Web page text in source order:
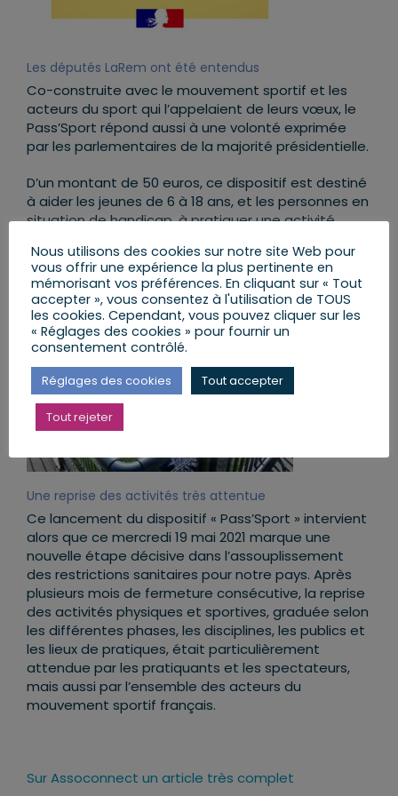
Les députés LaRem ont été entendus
Co-construite avec le mouvement sportif et les
acteurs du sport qui l’appelaient de leurs vœux, le
Pass’Sport répond aussi à une volonté exprimée
par les parlementaires de la majorité présidentielle.
D’un montant de 50 euros, ce dispositif est destiné
à aider les jeunes de 6 à 18 ans, et les personnes en
situation de handicap, à pratiquer une activité
inscription dans une association sportive dès
septembre 2021 durant toute l’année scolaire 2021-
2022.
Une reprise des activités très attentue
Ce lancement du dispositif « Pass’Sport » intervient
alors que ce mercredi 19 mai 2021 marque une
nouvelle étape décisive dans l’assouplissement
des restrictions sanitaires pour notre pays. Après
plusieurs mois de fermeture consécutive, la reprise
des activités physiques et sportives, graduée selon
les différentes phases, les disciplines, les publics et
les lieux de pratiques, était particulièrement
attendue par les pratiquants et les spectateurs,
mais aussi par l’ensemble des acteurs du
mouvement sportif français.
Sur Assoconnect un article très complet
Nous utilisons des cookies sur notre site Web pour
vous offrir une expérience la plus pertinente en
mémorisant vos préférences. En cliquant sur « Tout
accepter », vous consentez à l'utilisation de TOUS
les cookies. Cependant, vous pouvez cliquer sur les
« Réglages des cookies » pour fournir un
consentement contrôlé.
Réglages des cookies Tout accepter
Tout rejeter